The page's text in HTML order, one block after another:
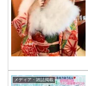
メディア・雑誌掲載